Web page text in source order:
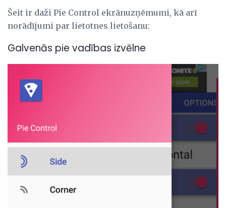
Šeit ir daži Pie Control ekrānuzņēmumi, kā arī
norādījumi par lietotnes lietošanu:
Galvenās pie vadības izvēlne